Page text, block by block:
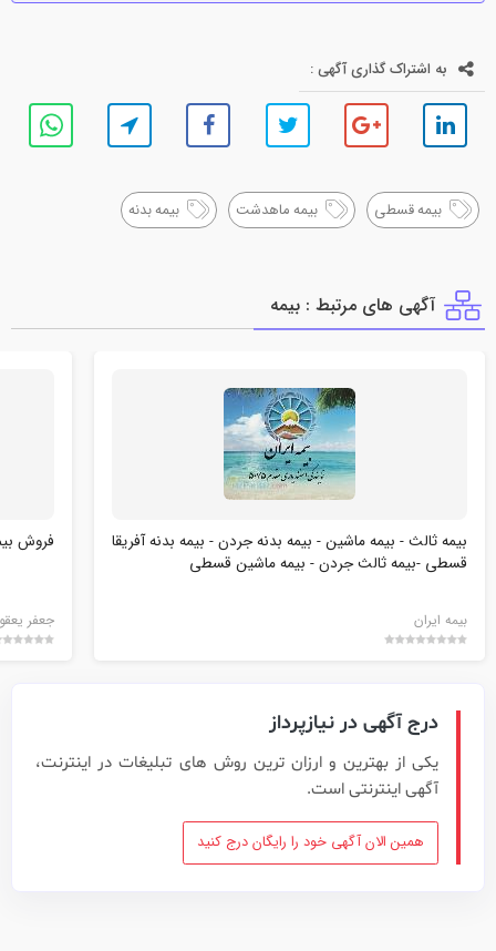
به اشتراک گذاری آگهی :
بیمه قسطی بیمه ماهدشت بیمه بدنه
آگهی های مرتبط : بيمه
بیمه ثالث - بیمه ماشین - بیمه بدنه جردن - بيمه بدنه آفريقا
قسطي -بیمه ثالث جردن - بیمه ماشین قسطی
بیمه ایران
فروش
جعفر
درج آگهی در نیازپرداز
یکی از بهترین و ارزان ترین روش های تبلیغات در اینترنت،
آگهی اینترنتی است.
همین الان آگهی خود را رایگان درج کنید